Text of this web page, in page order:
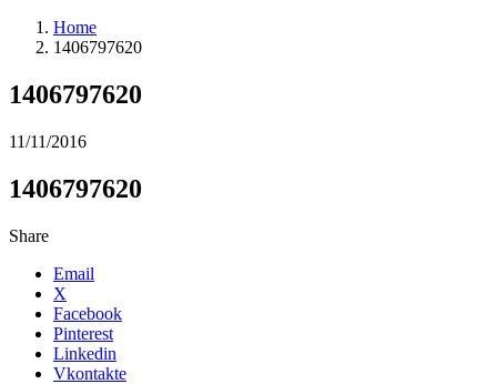
Home
1406797620
1406797620
11/11/2016
1406797620
Share
Email
X
Facebook
Pinterest
Linkedin
Vkontakte